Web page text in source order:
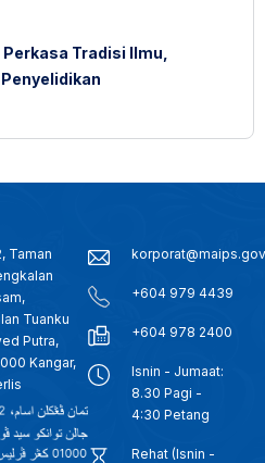
Tradisi Ilmu,
Taman
Tuanku
Putra,
Kangar,
+604 979 4439
+604 978 2400
Isnin - Jumaat:
8.30 Pagi -
4:30 Petang
Rehat (Isnin -